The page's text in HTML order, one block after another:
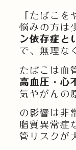
「たばこ
悩みの方は
ン依存症と
で、無理な
たばこは血
高血圧・心
気やがんの
の影響は非
脂質異常症
管リスクが